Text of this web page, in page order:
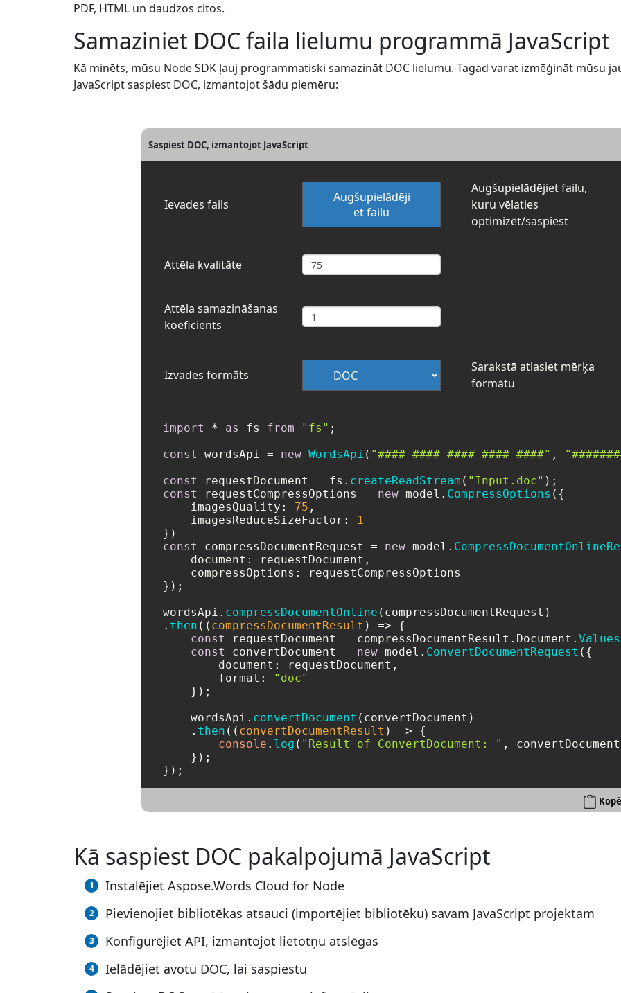
PDF, HTML un daudzos citos.
Samaziniet DOC faila lielumu programmā JavaScript
Kā minēts, mūsu Node SDK ļauj programmatiski samazināt DOC lielumu. Tagad varat izmēģināt mūsu
JavaScript saspiest DOC, izmantojot šādu piemēru:
Saspiest DOC, izmantojot JavaScript
Ievades fails
Augšupielādēji
et failu
Augšupielādējiet failu,
kuru vēlaties
optimizēt/saspiest
Attēla kvalitāte
Attēla samazināšanas
koeficients
Izvades formāts
Sarakstā atlasiet mērķa
formātu
import * as fs from "fs" ;
const
wordsApi = new WordsApi ( "####-####-####-####-####" ,
const
requestDocument = fs. createReadStream ( "Input.doc"
const
requestCompressOptions = new model. CompressOptions ({
imagesQuality : 75 ,
imagesReduceSizeFactor :
1
const
compressDocumentRequest = new model.
document : requestDocument,
compressOptions : requestCompressOptions
});
wordsApi. compressDocumentOnline (compressDocumentRequest)
. then ( ( compressDocumentResult ) => {
const
requestDocument = compressDocumentResult. Document . Values
const
convertDocument = new model. ConvertDocumentRequest ({
document : requestDocument,
format :
"doc"
    });
    wordsApi.
convertDocument (convertDocument)
    .
then ( ( convertDocumentResult ) => {
console . log ( "Result of ConvertDocument: " ,
    });
});
Kā saspiest DOC pakalpojumā JavaScript
Instalējiet Aspose.Words Cloud for Node
Pievienojiet bibliotēkas atsauci (importējiet bibliotēku) savam JavaScript projektam
Konfigurējiet API, izmantojot lietotņu atslēgas
Ielādējiet avotu DOC, lai saspiestu